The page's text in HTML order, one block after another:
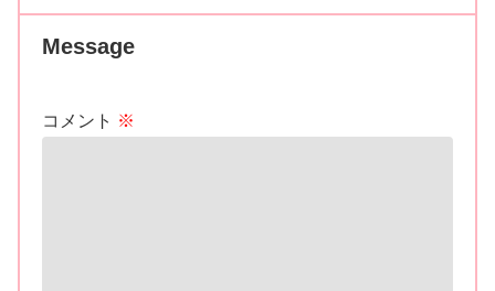
Message
コメント ※